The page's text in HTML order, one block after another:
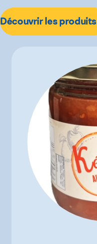
Découvrir les produits